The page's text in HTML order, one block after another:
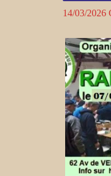
14/03/